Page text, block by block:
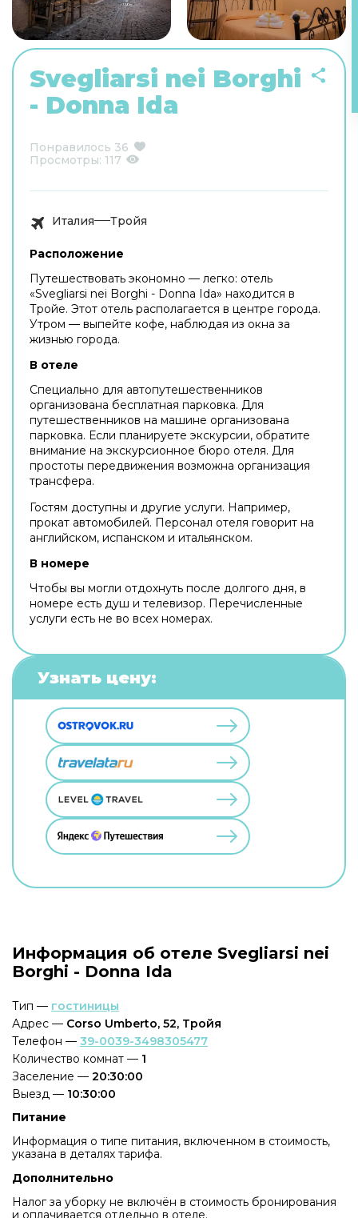
Svegliarsi nei Borghi
- Donna Ida
Понравилось 36
Просмотры: 117
Италия Тройя
Расположение
Путешествовать экономно — легко: отель
«Svegliarsi nei Borghi - Donna Ida» находится в
Тройе. Этот отель располагается в центре города.
Утром — выпейте кофе, наблюдая из окна за
жизнью города.
В отеле
Специально для автопутешественников
организована бесплатная парковка. Для
путешественников на машине организована
парковка. Если планируете экскурсии, обратите
внимание на экскурсионное бюро отеля. Для
простоты передвижения возможна организация
трансфера.
Гостям доступны и другие услуги. Например,
прокат автомобилей. Персонал отеля говорит на
английском, испанском и итальянском.
В номере
Чтобы вы могли отдохнуть после долгого дня, в
номере есть душ и телевизор. Перечисленные
услуги есть не во всех номерах.
Узнать цену:
Информация об отеле Svegliarsi nei
Borghi - Donna Ida
Тип — гостиницы
Адрес — Corso Umberto, 52, Тройя
Телефон — 39-0039-3498305477
Количество комнат — 1
Заселение — 20:30:00
Выезд — 10:30:00
Питание
Информация о типе питания, включенном в стоимость,
указана в деталях тарифа.
Дополнительно
Налог за уборку не включён в стоимость бронирования
и оплачивается отдельно в отеле.